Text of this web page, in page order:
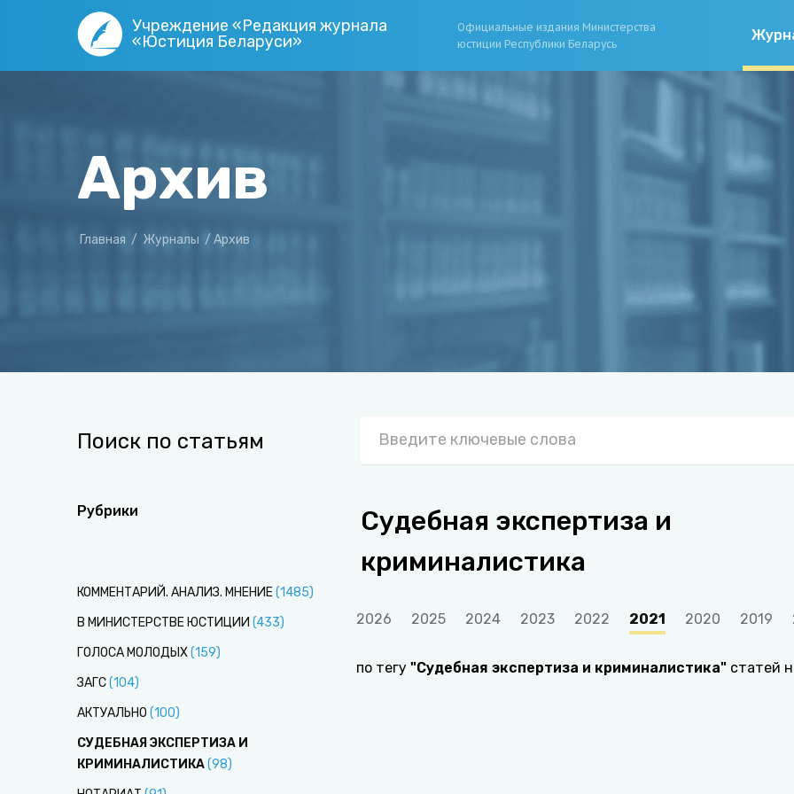
Учреждение «Редакция журнала
«Юстиция Беларуси»
Официальные издания Министерства
юстиции Республики Беларусь
Архив
Главная / Журналы / Архив
Поиск по статьям
Рубрики
Судебная экспертиза и
криминалистика
КОММЕНТАРИЙ. АНАЛИЗ. МНЕНИЕ(1485)
В МИНИСТЕРСТВЕ ЮСТИЦИИ (433)
ГОЛОСА МОЛОДЫХ(159)
ЗАГС(104)
АКТУАЛЬНО (100)
СУДЕБНАЯ ЭКСПЕРТИЗА И
КРИМИНАЛИСТИКА(98)
2026 2025 2024 2023 2022 2021 2020 2019
по тегу "Судебная экспертиза и криминалистика" статей